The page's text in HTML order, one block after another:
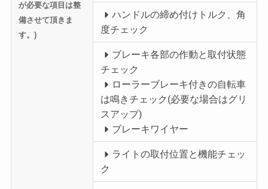
が必要な項目は整
備させて頂きま
す。)
ハンドルの締め付けトルク、角
度チェック
ブレーキ各部の作動と取付状態
チェック
ローラーブレーキ付きの自転車
は鳴きチェック(必要な場合はグリ
スアップ)
ブレーキワイヤー
ライトの取付位置と機能チェッ
ク